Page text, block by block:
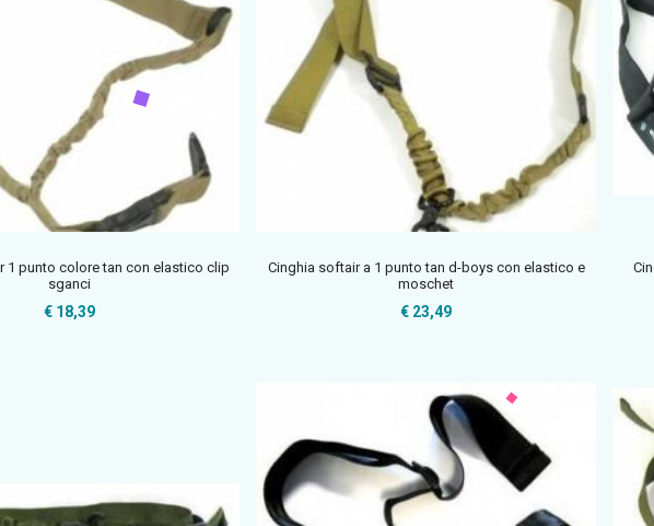
1 punto colore tan con elastico clip
sganci
€ 18,39
Cinghia softair a 1 punto tan d-boys con elastico e
moschet
€ 23,49